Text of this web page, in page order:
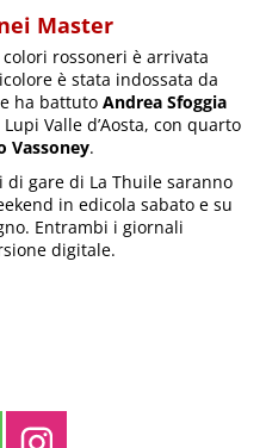
Master
rossoneri è arrivata
è stata indossata da
ha battutoAndrea Sfoggia
Valle d’Aosta, con quarto
Vassoney.
gare di La Thuile saranno
in edicola sabato e su
Entrambi i giornali
digitale.